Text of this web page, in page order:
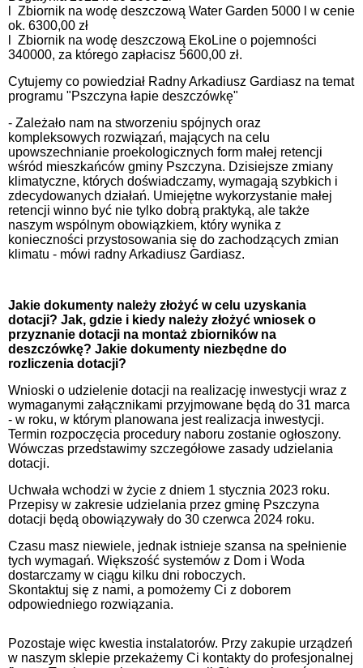
l Zbiornik na wodę deszczową Water Garden 5000 l w cenie
ok. 6300,00 zł
l Zbiornik na wodę deszczową EkoLine o pojemności
340000, za którego zapłacisz 5600,00 zł.
Cytujemy co powiedział Radny Arkadiusz Gardiasz na temat
programu "Pszczyna łapie deszczówkę"
- Zależało nam na stworzeniu spójnych oraz
kompleksowych rozwiązań, mających na celu
upowszechnianie proekologicznych form małej retencji
wśród mieszkańców gminy Pszczyna. Dzisiejsze zmiany
klimatyczne, których doświadczamy, wymagają szybkich i
zdecydowanych działań. Umiejętne wykorzystanie małej
retencji winno być nie tylko dobrą praktyką, ale także
naszym wspólnym obowiązkiem, który wynika z
konieczności przystosowania się do zachodzących zmian
klimatu - mówi radny Arkadiusz Gardiasz.
Jakie dokumenty należy złożyć w celu uzyskania
dotacji? Jak, gdzie i kiedy należy złożyć wniosek o
przyznanie dotacji na montaż zbiorników na
deszczówkę? Jakie dokumenty niezbędne do
rozliczenia dotacji?
Wnioski o udzielenie dotacji na realizację inwestycji wraz z
wymaganymi załącznikami przyjmowane będą do 31 marca
- w roku, w którym planowana jest realizacja inwestycji.
Termin rozpoczęcia procedury naboru zostanie ogłoszony.
Wówczas przedstawimy szczegółowe zasady udzielania
dotacji.
Uchwała wchodzi w życie z dniem 1 stycznia 2023 roku.
Przepisy w zakresie udzielania przez gminę Pszczyna
dotacji będą obowiązywały do 30 czerwca 2024 roku.
Czasu masz niewiele, jednak istnieje szansa na spełnienie
tych wymagań. Większość systemów z Dom i Woda
dostarczamy w ciągu kilku dni roboczych.
Skontaktuj się z nami, a pomożemy Ci z doborem
odpowiedniego rozwiązania.
Pozostaje więc kwestia instalatorów. Przy zakupie urządzeń
w naszym sklepie przekażemy Ci kontakty do profesjonalnej